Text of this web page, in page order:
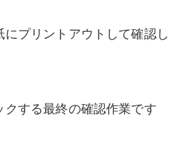
プリントアウトして確認し
する最終の確認作業です